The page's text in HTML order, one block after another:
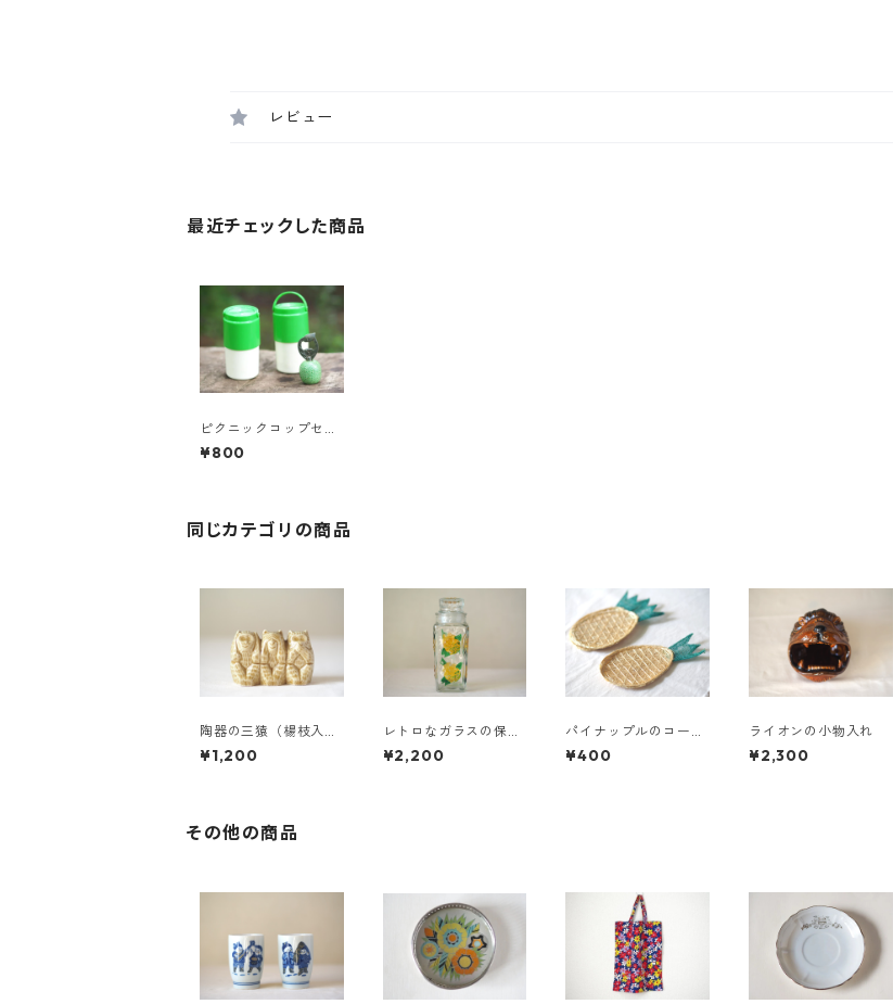
レビュー
最近チェックした商品
ピクニックコップセッ
ト
¥800
同じカテゴリの商品
陶器の三猿（楊枝入
れ）
¥1,200
レトロなガラスの保存
瓶
¥2,200
パイナップルのコース
ター
¥400
ライオンの小物入れ
¥2,300
その他の商品